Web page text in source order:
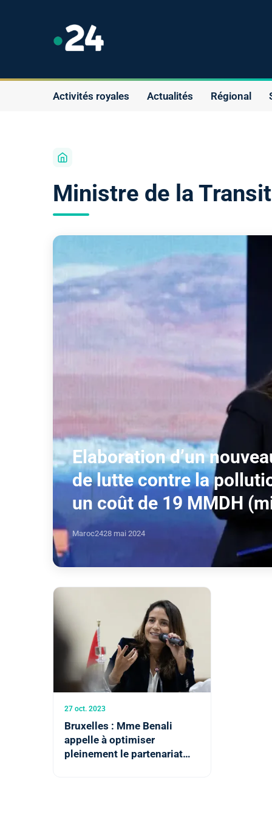
Activités royales Actualités Régional
Ministre de la
Elaboration d’un
de lutte contre la
un coût de 19 MMDH
Maroc2428 mai 2024
27 oct. 2023
Bruxelles : Mme Benali
appelle à optimiser
pleinement le partenariat